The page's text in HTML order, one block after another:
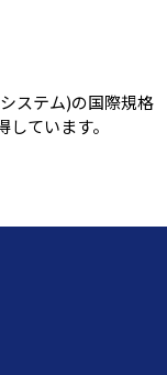
ステム)の国際規格
しています。